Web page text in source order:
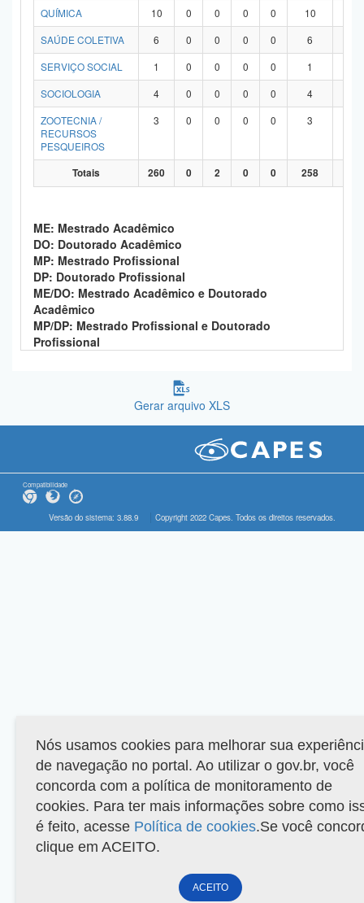
QUÍMICA
10 0 0 0 0 10
SAÚDE COLETIVA
6 0 0 0 0 6
SERVIÇO SOCIAL
1 0 0 0 0 1
SOCIOLOGIA
4 0 0 0 0 4
ZOOTECNIA /
RECURSOS
PESQUEIROS
3 0 0 0 0 3
Totais 260 0 2 0 0 258
ME: Mestrado Acadêmico
DO: Doutorado Acadêmico
MP: Mestrado Profissional
DP: Doutorado Profissional
ME/DO: Mestrado Acadêmico e Doutorado
Acadêmico
MP/DP: Mestrado Profissional e Doutorado
Profissional
Gerar arquivo XLS
Compatibilidade
Versão do sistema: 3.88.9 Copyright 2022 Capes. Todos os direitos reservados.
Nós usamos cookies para melhorar sua
de navegação no portal. Ao utilizar o gov.br, você
concorda com a política de monitoramento de
cookies. Para ter mais informações sobre como
é feito, acesse Política de cookies.Se você
clique em ACEITO.
ACEITO